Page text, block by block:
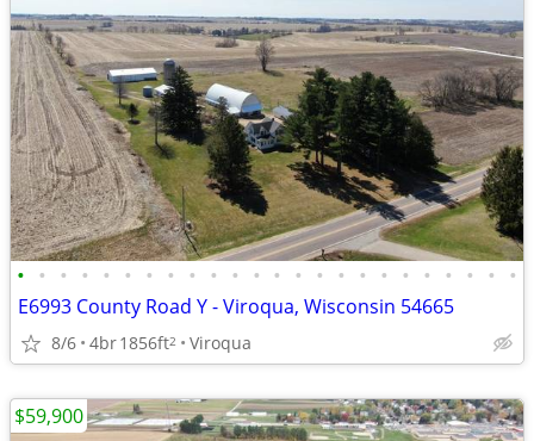
• • • • • • • • • • • • • • • • • • • • • • • •
E6993 County Road Y - Viroqua, Wisconsin 54665
8/6 4br1856ft2 Viroqua
$59,900